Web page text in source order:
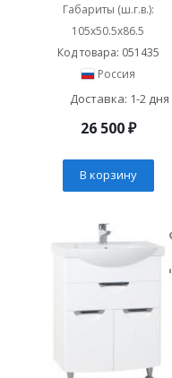
Габариты (ш.г.в.):
105x50.5x86.5
Код товара: 051435
Россия
Доставка: 1-2 дня
26 500₽
В корзину